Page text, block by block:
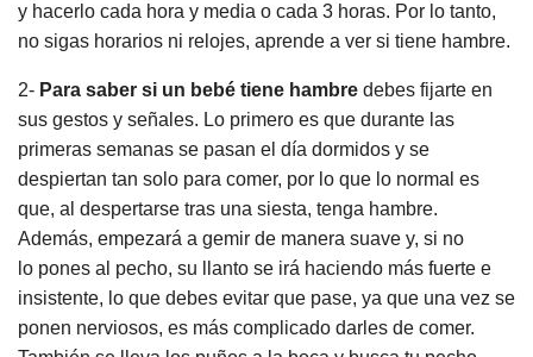
y hacerlo cada hora y media o cada 3 horas. Por lo tanto,
no sigas horarios ni relojes, aprende a ver si tiene hambre.
2- Para saber si un bebé tiene hambre debes fijarte en
sus gestos y señales. Lo primero es que durante las
primeras semanas se pasan el día dormidos y se
despiertan tan solo para comer, por lo que lo normal es
que, al despertarse tras una siesta, tenga hambre.
Además, empezará a gemir de manera suave y, si no
lo pones al pecho, su llanto se irá haciendo más fuerte e
insistente, lo que debes evitar que pase, ya que una vez se
ponen nerviosos, es más complicado darles de comer.